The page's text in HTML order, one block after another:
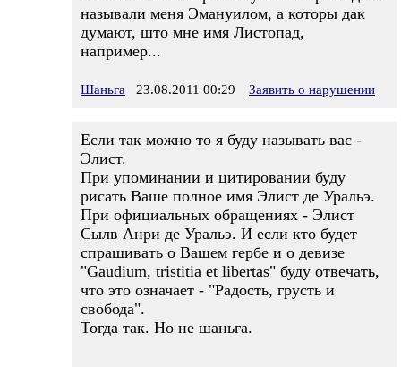
называли меня Эмануилом, а которы дак
думают, што мне имя Листопад,
например...
Шаньга 23.08.2011 00:29 Заявить о нарушении
Если так можно то я буду называть вас -
Элист.
При упоминании и цитировании буду
рисать Ваше полное имя Элист де Уральэ.
При официальных обращениях - Элист
Сылв Анри де Уральэ. И если кто будет
спрашивать о Вашем гербе и о девизе
"Gaudium, tristitia et libertas" буду отвечать,
что это означает - "Радость, грусть и
свобода".
Тогда так. Но не шаньга.